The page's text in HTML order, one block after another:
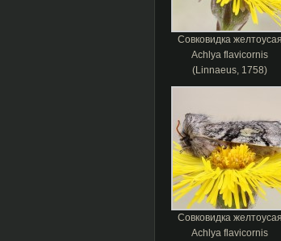
Совковидка желтоусая
Achlya flavicornis
(Linnaeus, 1758)
Совковидка желтоусая
Achlya flavicornis